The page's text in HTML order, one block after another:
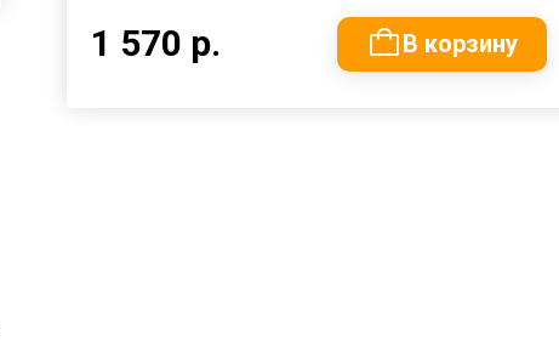
1 570 р. В корзину